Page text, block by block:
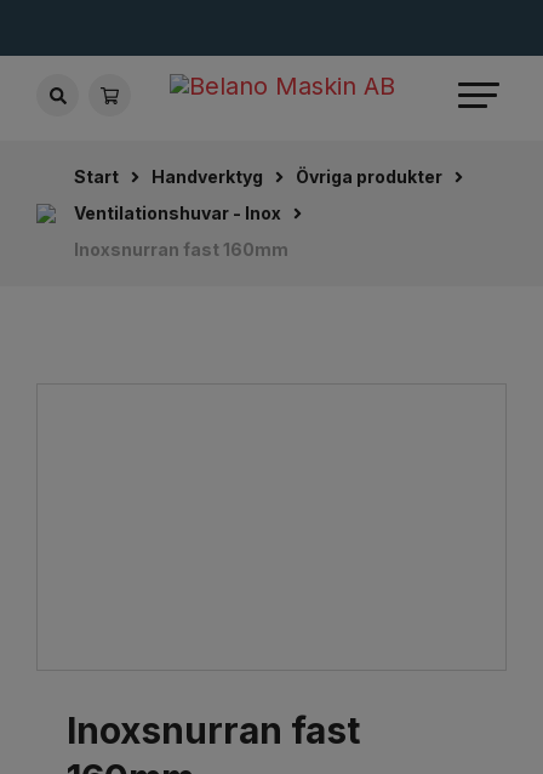
Start Handverktyg
Övriga produkter
Ventilationshuvar - Inox
Inoxsnurran fast 160mm
Inoxsnurran fast